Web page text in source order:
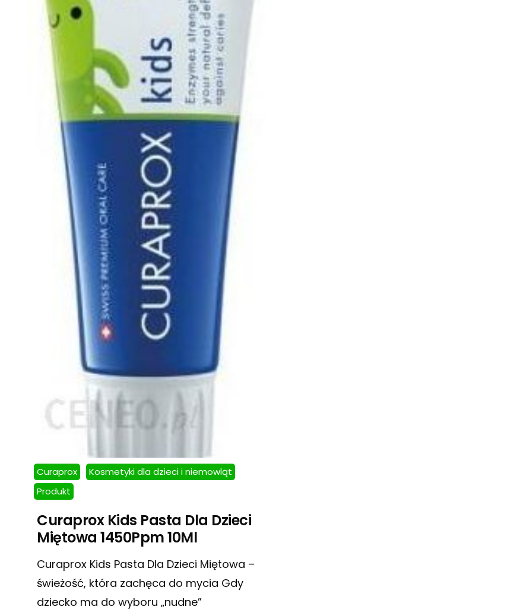
Curaprox
Kosmetyki dla dzieci i niemowląt
Produkt
Curaprox Kids Pasta Dla Dzieci
Miętowa 1450Ppm 10Ml
Curaprox Kids Pasta Dla Dzieci Miętowa –
świeżość, która zachęca do mycia Gdy
dziecko ma do wyboru „nudne”